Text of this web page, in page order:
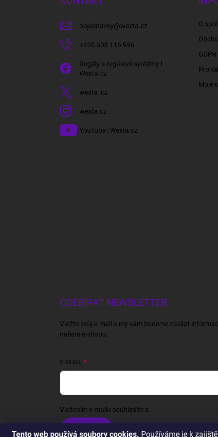
Tento web používá soubory cookies. Používáme je k
objednavky@wexta.cz
+420 608 116 996
Regály a regálové systémy l
Wexta.cz
wexta_cz
wexta.cz
YouTube | Wexta.cz
O
Moje
ODEBÍRAT NEWSLETTER
Vložte svůj e-mail a my vám budeme zasílat
našem e-shopu.
E-MAIL
Vložením e-mailu souhlasíte s
Přihlásit se